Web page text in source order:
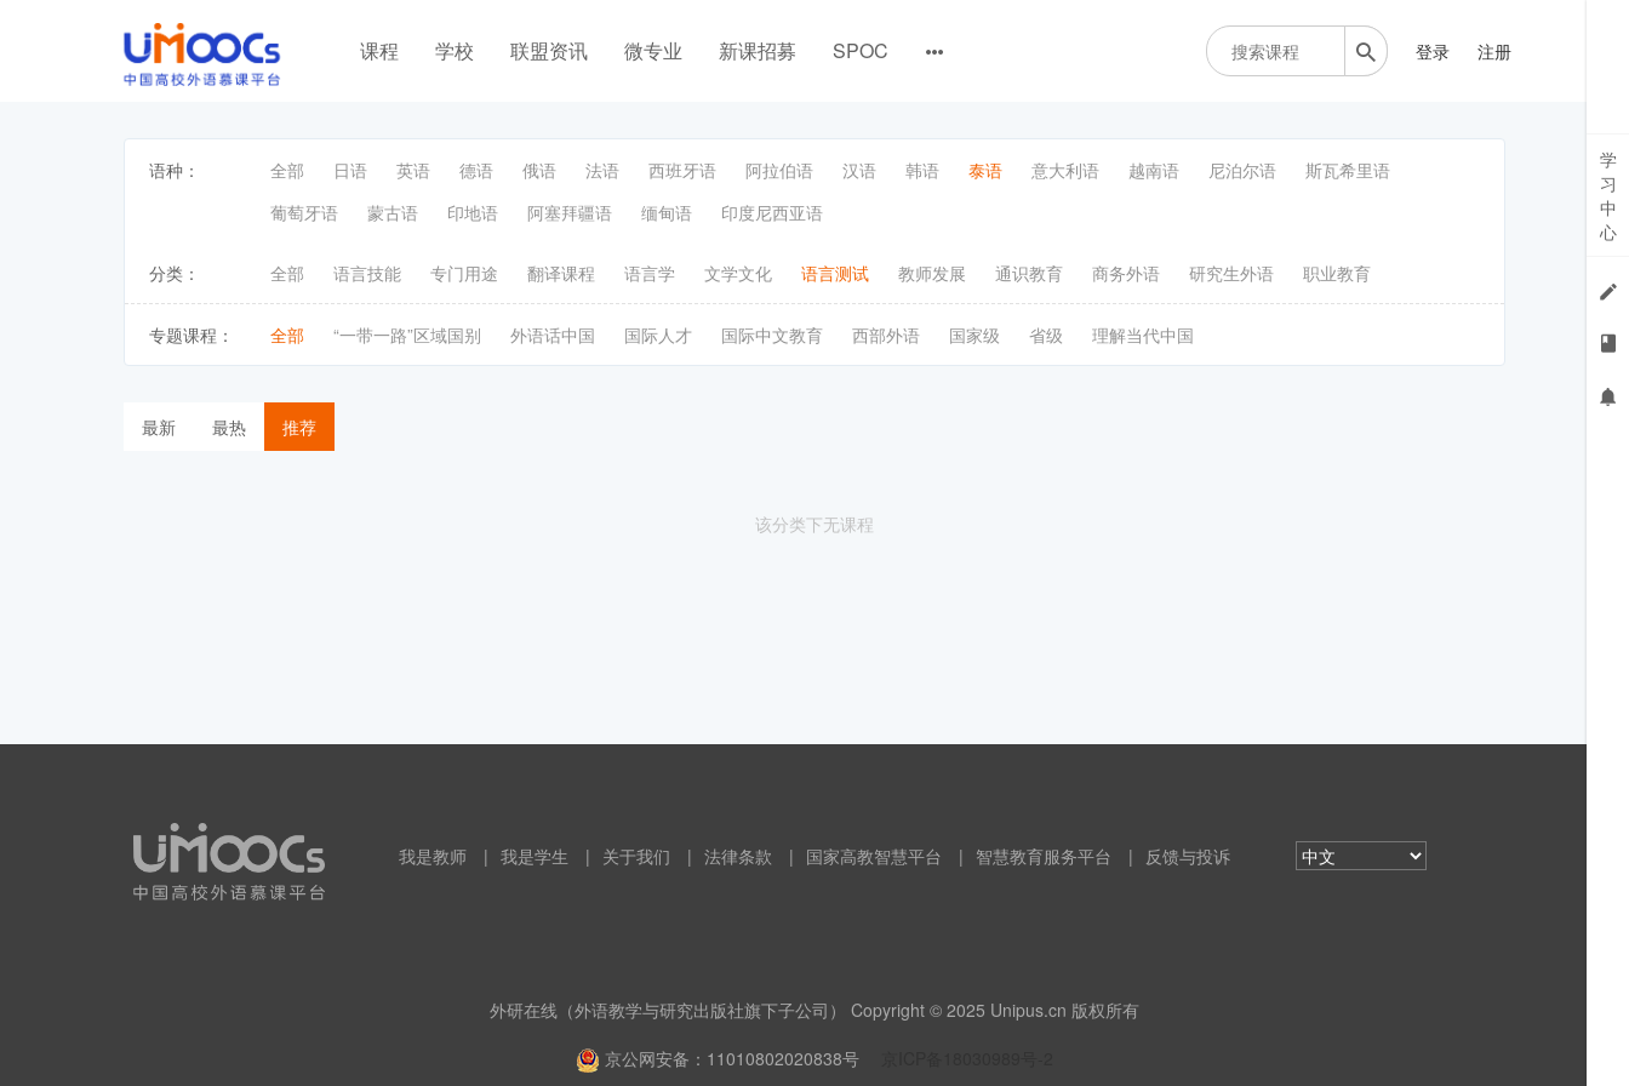
课程 学校 联盟资讯 微专业 新课招募 SPOC 登录 注册
语种： 全部 日语 英语 德语 俄语 法语 西班牙语 阿拉伯语 汉语 韩语 泰语 意大利语 越南语 尼泊尔语
斯瓦希里语
葡萄牙语
蒙古语 印地语 阿塞拜疆语 缅甸语 印度尼西亚语
分类： 全部 语言技能 专门用途 翻译课程 语言学 文学文化 语言测试 教师发展 通识教育 商务外语 研究生外语 职业教育
专题课程： 全部 “一带一路”区域国别 外语话中国 国际人才 国际中文教育 西部外语 国家级 省级 理解当代中国
最新 最热 推荐
该分类下无课程
我是教师 | 我是学生 | 关于我们 | 法律条款 | 国家高教智慧平台 | 智慧教育服务平台 | 反馈与投诉
外研在线（外语教学与研究出版社旗下子公司） Copyright © 2025 Unipus.cn 版权所有
京公网安备：11010802020838号
学
习
中
心